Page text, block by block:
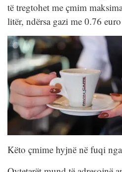
të tregtohet me çmim
litër, ndërsa gazi me 0.76
Këto çmime hyjnë në fuqi